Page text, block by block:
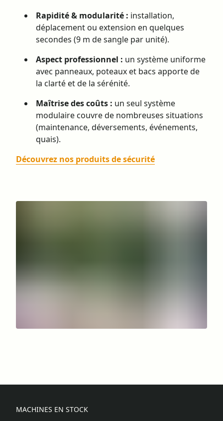
Rapidité & modularité : installation,
déplacement ou extension en quelques
secondes (9 m de sangle par unité).
Aspect professionnel : un système uniforme
avec panneaux, poteaux et bacs apporte de
la clarté et de la sérénité.
Maîtrise des coûts : un seul système
modulaire couvre de nombreuses situations
(maintenance, déversements, événements,
quais).
Découvrez nos produits de sécurité
MACHINES EN STOCK